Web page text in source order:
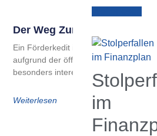
im
Der Weg Zum Förderkredit
Ein Förderkedit ist aus zweierlei
aufgrund der öffentlichen Förderung
besonders interessant sind (d. h.
Weiterlesen